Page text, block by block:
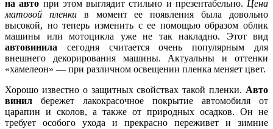
на авто при этом выглядит стильно и презентабельно. Цена
матовой
пленки в момент ее появления была
довольно
высокой, но теперь изменитьсее помощью образом облик
машины или мотоцикла уже не так накладно. Этотвид
автовинила
сегодня считается очень популярным для
внешнего
декорирования машины.Актуальны иоттенки
«хамелеон» — при различном освещении пленка меняет цвет.
Хорошо известноо защитных свойствах такой пленки.Авто
винил
бережет лакокрасочное покрытие автомобиля
от
царапин и сколов, а также от природных осадков. Он не
требует
особого ухода и прекрасно переживет и зимние